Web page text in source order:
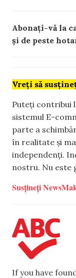
Abonați-vă la
și de peste
Vreți să
Puteți contribui
sistemul E-
parte a
în realitate și
independenți.
nostru. Nu este
Susțineți
If you have